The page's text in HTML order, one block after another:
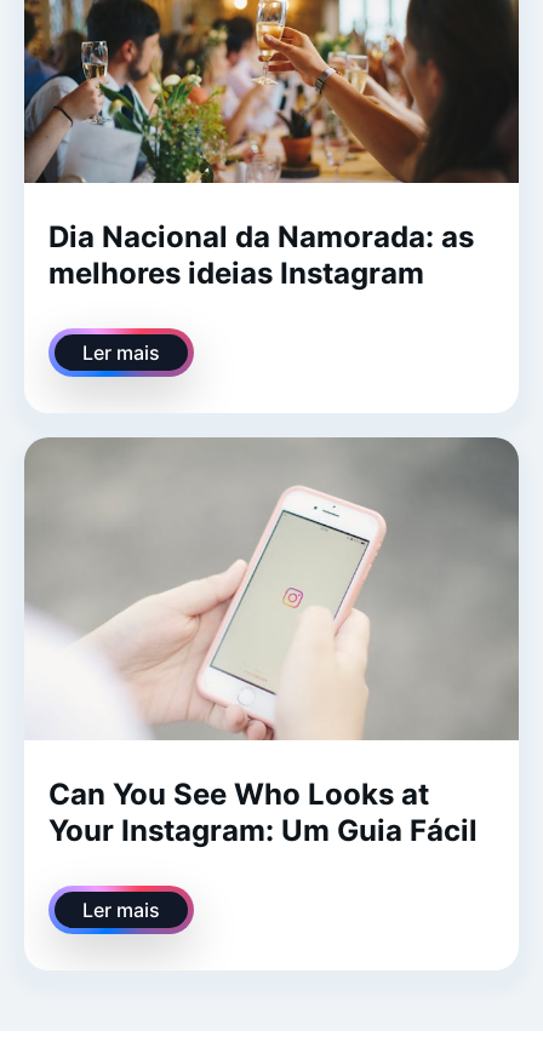
Dia Nacional da Namorada: as
melhores ideias Instagram
Ler mais
Can You See Who Looks at
Your Instagram: Um Guia Fácil
Ler mais